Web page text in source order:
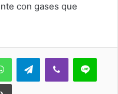
con gases que
WhatsAppTelegramViber Line
Print